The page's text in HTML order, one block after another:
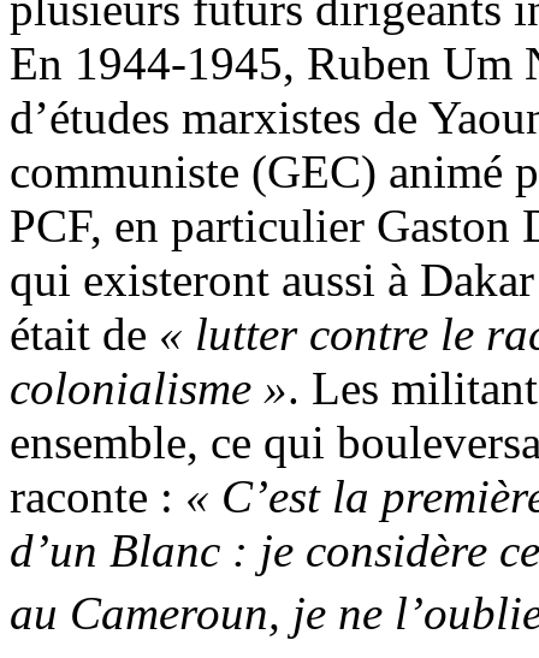
En 1944-1945, Ruben Um
d’études marxistes de
communiste (GEC) animé
PCF, en particulier Gaston
qui existeront aussi à
était de « lutter contre le
colonialisme ». Les
ensemble, ce qui
raconte : « C’est la
d’un Blanc : je considère
au Cameroun, je ne